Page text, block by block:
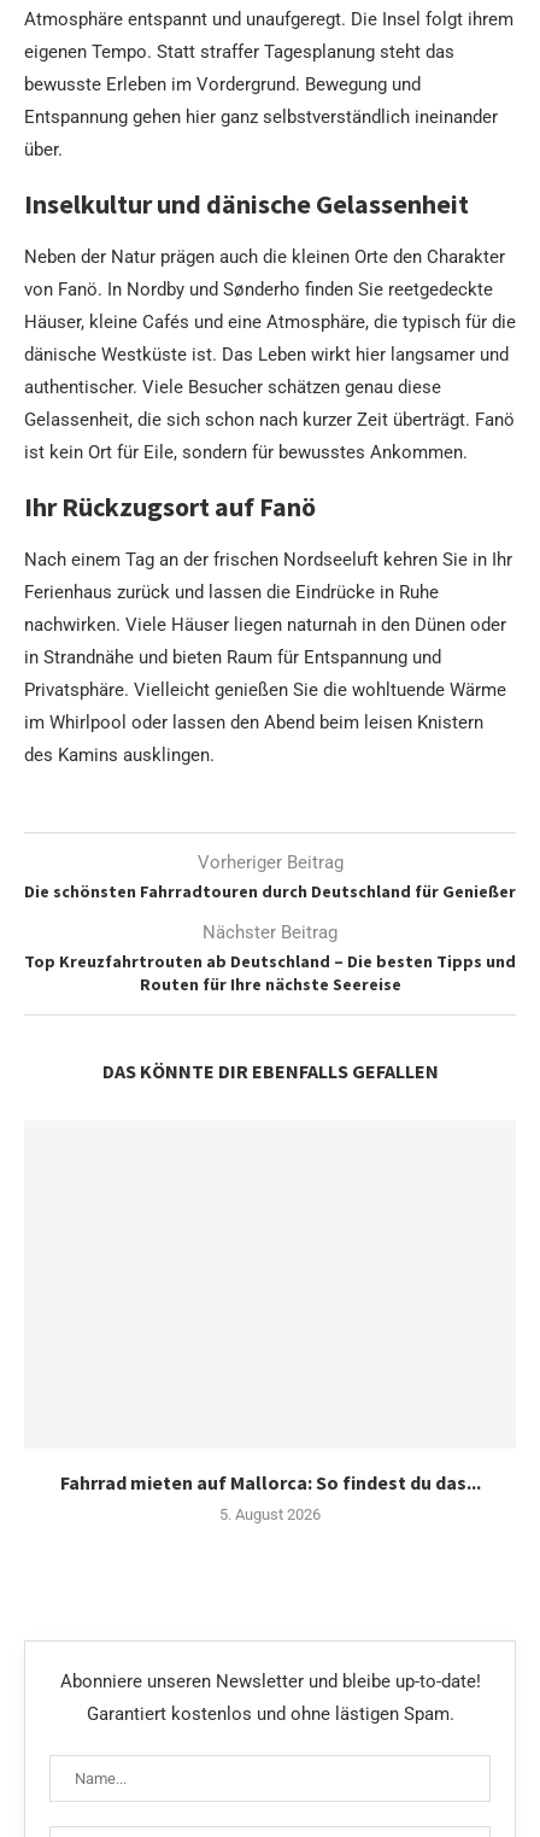
Atmosphäre entspannt und unaufgeregt. Die Insel folgt ihrem
eigenen Tempo. Statt straffer Tagesplanung steht das
bewusste Erleben im Vordergrund. Bewegung und
Entspannung gehen hier ganz selbstverständlich ineinander
über.
Inselkultur und dänische Gelassenheit
Neben der Natur prägen auch die kleinen Orte den Charakter
von Fanö. In Nordby und Sønderho finden Sie reetgedeckte
Häuser, kleine Cafés und eine Atmosphäre, die typisch für die
dänische Westküste ist. Das Leben wirkt hier langsamer und
authentischer. Viele Besucher schätzen genau diese
Gelassenheit, die sich schon nach kurzer Zeit überträgt. Fanö
ist kein Ort für Eile, sondern für bewusstes Ankommen.
Ihr Rückzugsort auf Fanö
Nach einem Tag an der frischen Nordseeluft kehren Sie in Ihr
Ferienhaus zurück und lassen die Eindrücke in Ruhe
nachwirken. Viele Häuser liegen naturnah in den Dünen oder
in Strandnähe und bieten Raum für Entspannung und
Privatsphäre. Vielleicht genießen Sie die wohltuende Wärme
im Whirlpool oder lassen den Abend beim leisen Knistern
des Kamins ausklingen.
Vorheriger Beitrag
Die schönsten Fahrradtouren durch Deutschland für Genießer
Nächster Beitrag
Top Kreuzfahrtrouten ab Deutschland – Die besten Tipps und
Routen für Ihre nächste Seereise
DAS KÖNNTE DIR EBENFALLS GEFALLEN
Fahrrad mieten auf Mallorca: So findest du das...
5. August 2026
Abonniere unseren Newsletter und bleibe up-to-date!
Garantiert kostenlos und ohne lästigen Spam.